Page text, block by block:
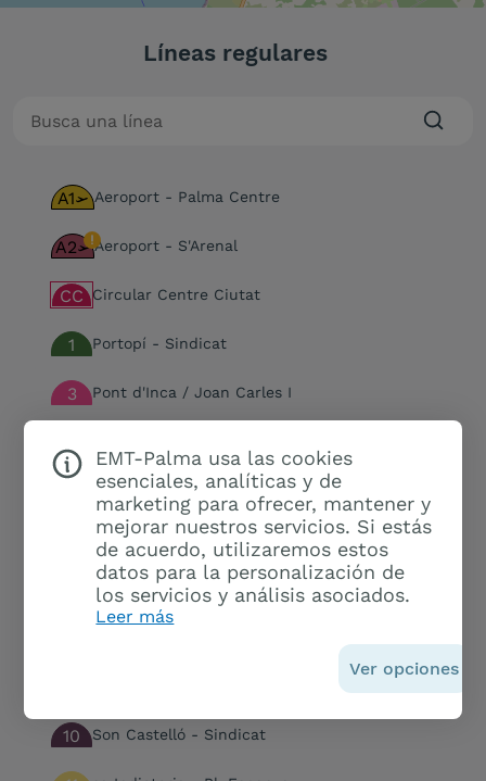
Líneas regulares
A1 Aeroport - Palma Centre
A2 Aeroport - S'Arenal
CC Circular Centre Ciutat
1 Portopí - Sindicat
3 Pont d'Inca / Joan Carles I
Es Rafal Nou - Pl. Progrés
Son Espases - Sindicat
Son Gotleu - Son Serra - Sa Vileta / Son Vida
10 Son Castelló - Sindicat
EMT-Palma usa las cookies
esenciales, analíticas y de
marketing para ofrecer, mantener y
mejorar nuestros servicios. Si estás
de acuerdo, utilizaremos estos
datos para la personalización de
los servicios y análisis asociados.
Leer más
Ver opciones